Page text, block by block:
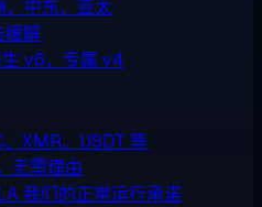
、中东、亚太
缓解
v6，专属 v4
、XMR、USDT 等
无需理由
我们的正常运行承诺